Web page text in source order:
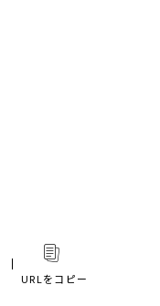
URLをコピー